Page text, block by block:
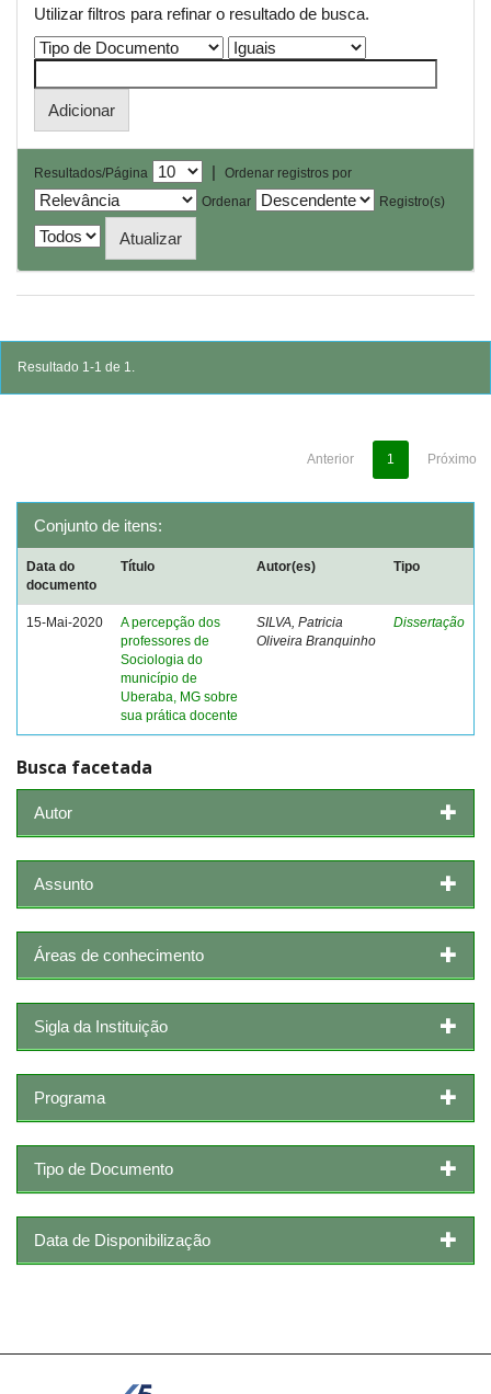
Utilizar filtros para refinar o resultado de busca.
Resultados/Página |
Ordenar registros por
Ordenar
Registro(s)
Resultado 1-1 de 1.
Anterior 1 Próximo
Conjunto de itens:
Data do
documento
Título Autor(es) Tipo
15-Mai-2020
A percepção dos
professores de
Sociologia do
município de
Uberaba, MG sobre
sua prática docente
SILVA, Patricia
Oliveira Branquinho
Dissertação
Busca facetada
Autor
Assunto
Áreas de conhecimento
Sigla da Instituição
Programa
Tipo de Documento
Data de Disponibilização